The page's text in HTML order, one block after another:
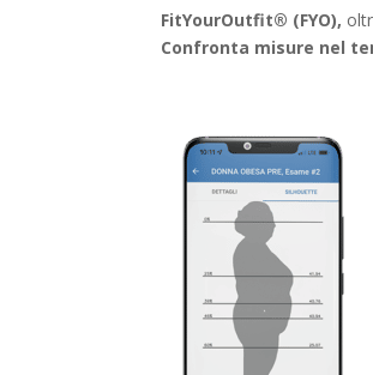
FitYourOutfit® (FYO),
Confronta misure nel